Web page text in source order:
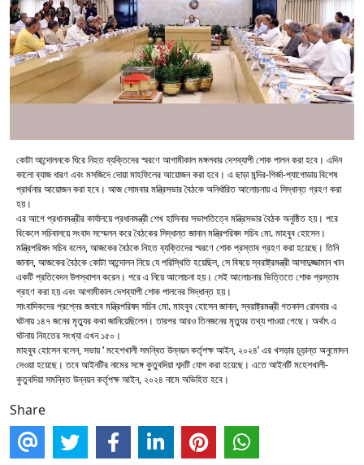
কোটা আন্দোলনকে ঘিরে নিহত ব্যক্তিদের স্মরণে আগামীকাল মঙ্গলবার দেশব্যাপী শোক পালন করা হবে। এদিন
কালো ব্যাজ ধারণ এবং মসজিদে দোয়া মাহফিলের আয়োজন করা হবে। এ ছাড়া মন্দির-গির্জা-প্যাগোডায় বিশেষ
প্রার্থনার আয়োজন করা হবে। আজ সোমবার মন্ত্রিসভার বৈঠকে অনির্ধারিত আলোচনায় এ সিদ্ধান্ত গ্রহণ করা
হয়।
এর আগে প্রধানমন্ত্রীর কার্যালয়ে প্রধানমন্ত্রী শেখ হাসিনার সভাপতিত্বে মন্ত্রিসভার বৈঠক অনুষ্ঠিত হয়। পরে
বিকেলে সচিবালয়ে সংবাদ সম্মেলন করে বৈঠকের সিদ্ধান্ত জানান মন্ত্রিপরিষদ সচিব মো. মাহবুব হোসেন।
মন্ত্রিপরিষদ সচিব বলেন, আজকের বৈঠকে নিহত ব্যক্তিদের স্মরণে শোক প্রস্তাব গ্রহণ করা হয়েছে। তিনি
জানান, আজকের বৈঠকে কোটা আন্দোলন নিয়ে যে পরিস্থিতি হয়েছিল, সে বিষয়ে স্বরাষ্ট্রমন্ত্রী আসাদুজ্জামান খান
একটি প্রতিবেদন উপস্থাপন করেন। পরে এ নিয়ে আলোচনা হয়। সেই আলোচনার ভিত্তিতে শোক প্রস্তাব
গ্রহণ করা হয় এবং আগামীকাল দেশব্যাপী শোক পালনের সিদ্ধান্ত হয়।
সাংবাদিকদের প্রশ্নের জবাবে মন্ত্রিপরিষদ সচিব মো. মাহবুব হোসেন জানান, স্বরাষ্ট্রমন্ত্রী গতকাল রোববার এ
ঘটনায় ১৪৭ জনের মৃত্যুর কথা জানিয়েছিলেন। তারপর আরও তিনজনের মৃত্যুর তথ্য পাওয়া গেছে। অর্থাৎ এ
ঘটনায় নিহতের সংখ্যা এখন ১৫০।
মাহবুব হোসেন বলেন, সভায় ‘ মহেশখালী সমন্বিত উন্নয়ন কর্তৃপক্ষ আইন, ২০২৪’ এর খসড়ার চূড়ান্ত অনুমোদন
দেওয়া হয়েছে। তবে আইনটির নামের সঙ্গে কুতুবদিয়া শব্দটি যোগ করা হয়েছে। এতে আইনটি মহেশখালী-
কুতুবদিয়া সমন্বিত উন্নয়ন কর্তৃপক্ষ আইন, ২০২৪ নামে অভিহিত হবে।
Share